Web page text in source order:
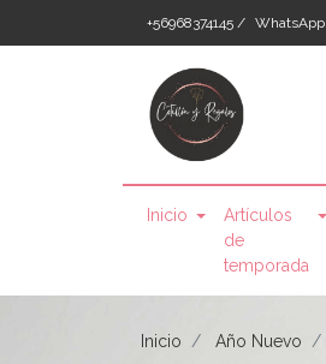
+56968374145 / WhatsApp
Inicio
Artículos
de
temporada
Inicio Año Nuevo